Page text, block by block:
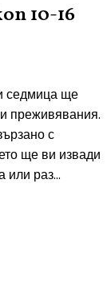
10-16
седмица ще
преживявания.
с
ще ви извади
или раз...